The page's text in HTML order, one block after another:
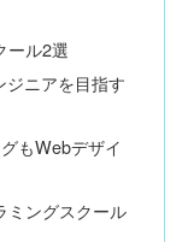
ール2選
ニアを目指す
もWebデザイ
ミングスクール